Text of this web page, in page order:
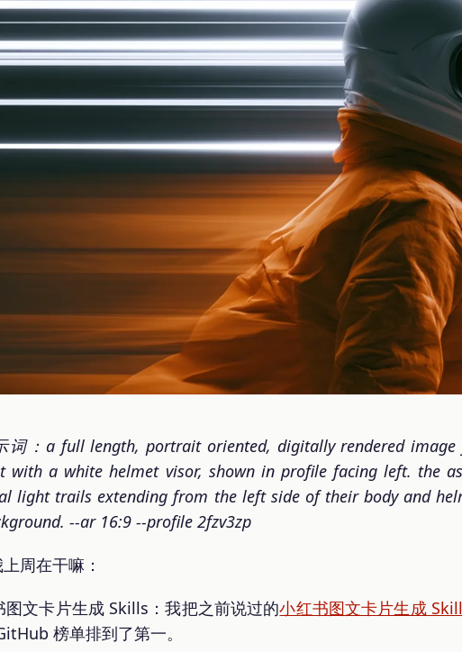
词：a full length, portrait oriented, digitally rendered
with a white helmet visor, shown in profile facing left. the
light trails extending from the left side of their body and
--ar 16:9 --profile 2fzv3zp
周在干嘛：
图文卡片生成 Skills：我把之前说过的小红书图文卡片生成
榜单排到了第一。